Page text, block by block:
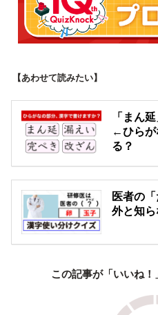
【あわせて読みたい】
「まん
←ひらが
る？
医者の
外と知
この記事が「いいね！